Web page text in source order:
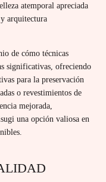
atemporal apreciada
arquitectura
de cómo técnicas
significativas, ofreciendo
para la preservación
o revestimientos de
mejorada,
una opción valiosa en